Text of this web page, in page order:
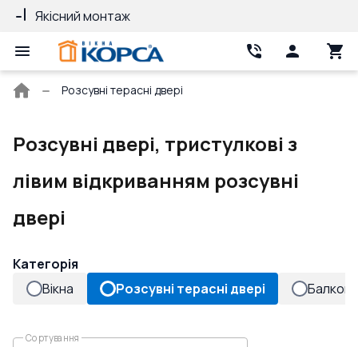
Якісний монтаж
Головна
Розсувні терасні двері
Розсувні двері, тристулкові з
лівим відкриванням розсувні
двері
Категорія
Вікна
Розсувні терасні двері
Сортування